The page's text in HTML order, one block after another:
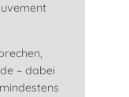
– dabei